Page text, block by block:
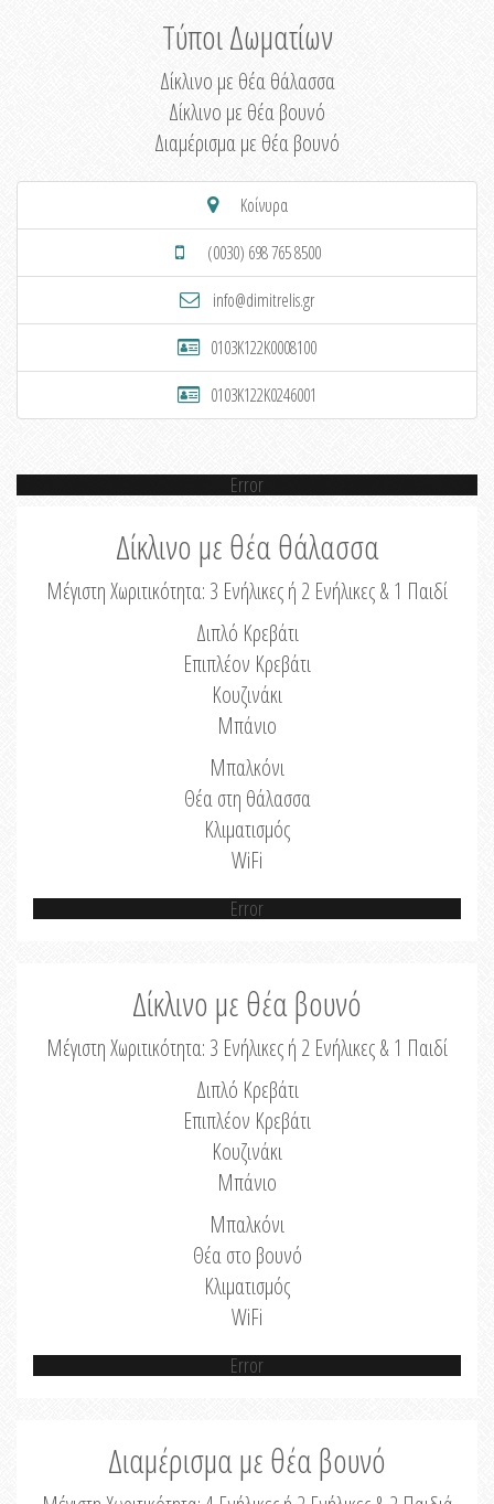
Τύποι Δωματίων
Δίκλινο με θέα θάλασσα
Δίκλινο με θέα βουνό
Διαμέρισμα με θέα βουνό
Κοίνυρα
(0030) 698 765 8500
info@dimitrelis.gr
0103K122K0008100
0103K122K0246001
Error
Δίκλινο με θέα θάλασσα
Μέγιστη Χωριτικότητα: 3 Ενήλικες ή 2 Ενήλικες & 1 Παιδί
Διπλό Κρεβάτι
Επιπλέον Κρεβάτι
Κουζινάκι
Μπάνιο
Μπαλκόνι
Θέα στη θάλασσα
Κλιματισμός
WiFi
Error
Δίκλινο με θέα βουνό
Μέγιστη Χωριτικότητα: 3 Ενήλικες ή 2 Ενήλικες & 1 Παιδί
Διπλό Κρεβάτι
Επιπλέον Κρεβάτι
Κουζινάκι
Μπάνιο
Μπαλκόνι
Θέα στο βουνό
Κλιματισμός
WiFi
Error
Διαμέρισμα με θέα βουνό